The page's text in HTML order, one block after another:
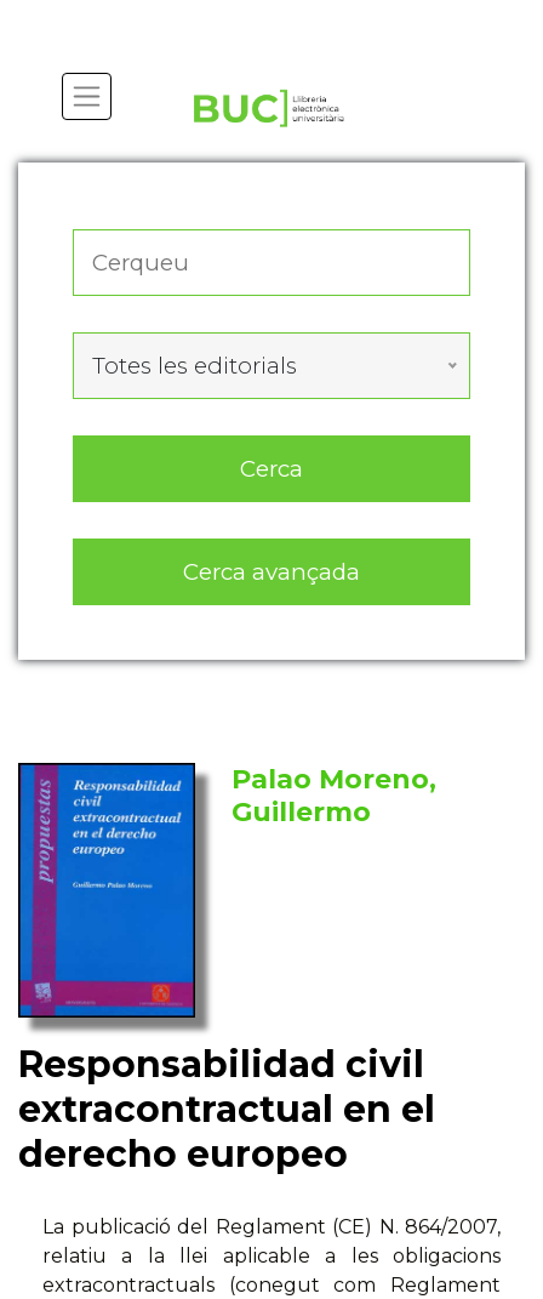
Totes les editorials
Cerca
Cerca avançada
Palao Moreno,
Guillermo
Responsabilidad civil
extracontractual en el
derecho europeo
La publicació del Reglament (CE) N. 864/2007,
relatiu a la llei aplicable a les obligacions
extracontractuals (conegut com Reglament